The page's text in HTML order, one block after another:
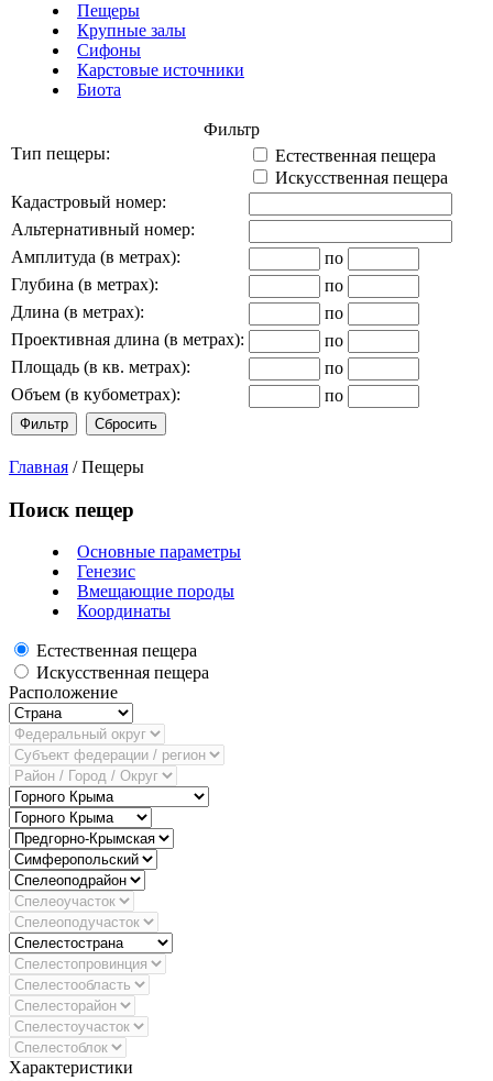
Пещеры
Крупные залы
Сифоны
Карстовые источники
Биота
Фильтр
Тип пещеры:
Естественная пещера
Искусственная пещера
Кадастровый номер:
Альтернативный номер:
Амплитуда (в метрах):
по
Глубина (в метрах):
по
Длина (в метрах):
по
Проективная длина (в метрах):
по
Площадь (в кв. метрах):
по
Объем (в кубометрах):
по
Главная / Пещеры
Поиск пещер
Основные параметры
Генезис
Вмещающие породы
Координаты
Естественная пещера
Искусственная пещера
Расположение
Характеристики